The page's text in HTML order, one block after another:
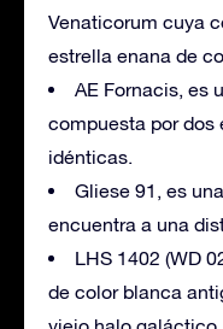
Venaticorum cuya
estrella enana de
AE Fornacis, es
compuesta por dos
idénticas.
Gliese 91, es
encuentra a una
LHS 1402 (WD
de color blanca